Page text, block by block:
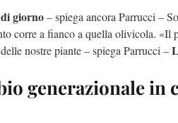
giorno– spiega ancora Parrucci –
corre a fianco a quella olivicola.
nostre piante – spiega Parrucci –
generazionale in